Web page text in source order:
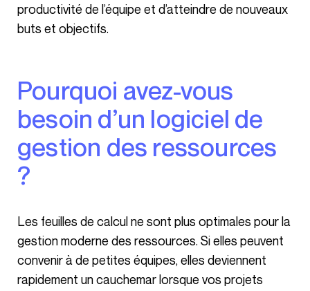
productivité de l’équipe et d’atteindre de nouveaux
buts et objectifs.
Pourquoi avez-vous
besoin d’un logiciel de
gestion des ressources
?
Les feuilles de calcul ne sont plus optimales pour la
gestion moderne des ressources. Si elles peuvent
convenir à de petites équipes, elles deviennent
rapidement un cauchemar lorsque vos projets